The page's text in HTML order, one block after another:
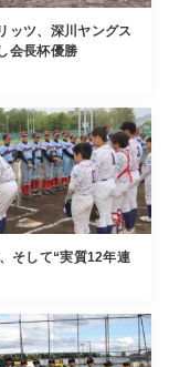
ッツ、深川ヤングス
会長杯優勝
そして“実質12年連